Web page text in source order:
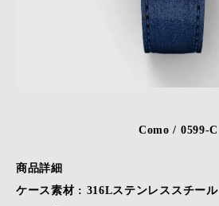
Como / 0599-C
商品詳細
ケース素材 : 316Lステンレススチール